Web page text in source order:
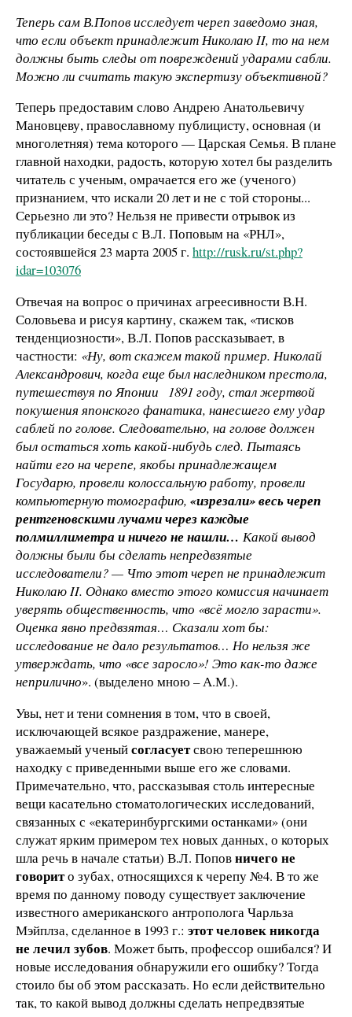
Теперь сам В.Попов исследует череп заведомо зная,
что если объект принадлежит Николаю II, то на нем
должны быть следы от повреждений ударами сабли.
Можно ли считать такую экспертизу объективной?
Теперь предоставим слово Андрею Анатольевичу
Мановцеву, православному публицисту, основная (и
многолетняя) тема которого — Царская Семья. В плане
главной находки, радость, которую хотел бы разделить
читатель с ученым, омрачается его же (ученого)
признанием, что искали 20 лет и не с той стороны...
Серьезно ли это? Нельзя не привести отрывок из
публикации беседы с В.Л. Поповым на «РНЛ»,
состоявшейся 23 марта 2005 г. http://rusk.ru/st.php?
idar=103076
Отвечая на вопрос о причинах агреесивности В.Н.
Соловьева и рисуя картину, скажем так, «тисков
тенденциозности», В.Л. Попов рассказывает, в
частности: «Ну, вот скажем такой пример. Николай
Александрович, когда еще был наследником престола,
путешествуя по Японии
1891 году, стал жертвой
покушения японского фанатика, нанесшего ему удар
саблей по голове. Следовательно, на голове должен
был остаться хоть какой-нибудь след. Пытаясь
найти его на черепе, якобы принадлежащем
Государю, провели колоссальную работу, провели
компьютерную томографию, «изрезали» весь череп
рентгеновскими лучами через каждые
полмиллиметра и ничего не нашли… Какой вывод
должны были бы сделать непредвзятые
исследователи? — Что этот череп не принадлежит
Николаю II. Однако вместо этого комиссия начинает
уверять общественность, что «всё могло зарасти».
Оценка явно предвзятая… Сказали хот бы:
исследование не дало результатов… Но нельзя же
утверждать, что «все заросло»! Это как-то даже
неприлично». (выделено мною – А.М.).
Увы, нет и тени сомнения в том, что в своей,
исключающей всякое раздражение, манере,
уважаемый ученыйсогласуетсвою теперешнюю
находку с приведенными выше его же словами.
Примечательно, что, рассказывая столь интересные
вещи касательно стоматологических исследований,
связанных с «екатеринбургскими останками» (они
служат ярким примером тех новых данных, о которых
шла речь в начале статьи) В.Л. Поповничего не
говорито зубах, относящихся к черепу №4. В то же
время по данному поводу существует заключение
известного американского антрополога Чарльза
Мэйплза, сделанное в 1993 г.: этот человек никогда
не лечил зубов. Может быть, профессор ошибался? И
новые исследования обнаружили его ошибку? Тогда
стоило бы об этом рассказать. Но если действительно
так, то какой вывод должны сделать непредвзятые